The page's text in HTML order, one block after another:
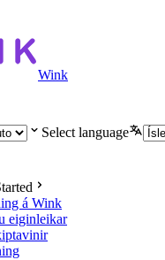
Wink
Select language
á Wink
eiginleikar